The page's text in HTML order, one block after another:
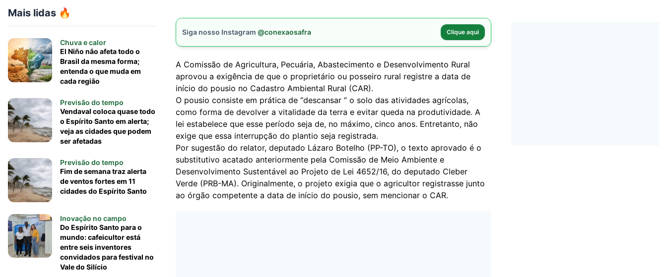
Mais lidas 🔥
Chuva e calor
El Niño não afeta todo o
Brasil da mesma forma;
entenda o que muda em
cada região
Previsão do tempo
Vendaval coloca quase todo
o Espírito Santo em alerta;
veja as cidades que podem
ser afetadas
Previsão do tempo
Fim de semana traz alerta
de ventos fortes em 11
cidades do Espírito Santo
Inovação no campo
Do Espírito Santo para o
mundo: cafeicultor está
entre seis inventores
convidados para festival no
Vale do Silício
Siga nosso Instagram @conexaosafra Clique aqui
A Comissão de Agricultura, Pecuária, Abastecimento e Desenvolvimento Rural
aprovou a exigência de que o proprietário ou posseiro rural registre a data de
início do pousio no Cadastro Ambiental Rural (CAR).
O pousio consiste em prática de “descansar ” o solo das atividades agrícolas,
como forma de devolver a vitalidade da terra e evitar queda na produtividade. A
lei estabelece que esse período seja de, no máximo, cinco anos. Entretanto, não
exige que essa interrupção do plantio seja registrada.
Por sugestão do relator, deputado Lázaro Botelho (PP-TO), o texto aprovado é o
substitutivo acatado anteriormente pela Comissão de Meio Ambiente e
Desenvolvimento Sustentável ao Projeto de Lei 4652/16, do deputado Cleber
Verde (PRB-MA). Originalmente, o projeto exigia que o agricultor registrasse junto
ao órgão competente a data de início do pousio, sem mencionar o CAR.